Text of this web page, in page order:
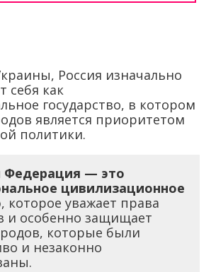
Россия изначально
себя как
государство, в котором
является приоритетом
политики.
Федерация — это
цивилизационное
, которое уважает права
и особенно защищает
которые были
и незаконно